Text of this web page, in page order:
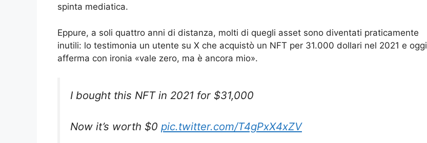
spinta mediatica.
Eppure, a soli quattro anni di distanza, molti di quegli asset sono diventati praticamente
inutili: lo testimonia un utente su X che acquistò un NFT per 31.000 dollari nel 2021 e oggi
afferma con ironia «vale zero, ma è ancora mio».
I bought this NFT in 2021 for $31,000
Now it’s worth $0 pic.twitter.com/T4gPxX4xZV